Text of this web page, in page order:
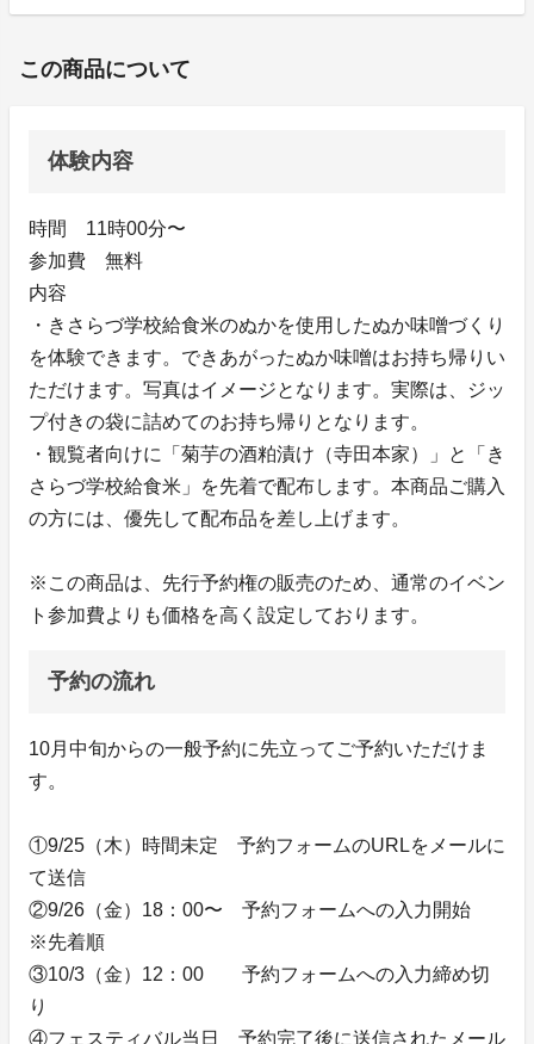
この商品について
体験内容
時間 11時00分〜
参加費 無料
内容
・きさらづ学校給食米のぬかを使用したぬか味噌づくり
を体験できます。できあがったぬか味噌はお持ち帰りい
ただけます。写真はイメージとなります。実際は、ジッ
プ付きの袋に詰めてのお持ち帰りとなります。
・観覧者向けに「菊芋の酒粕漬け（寺田本家）」と「き
さらづ学校給食米」を先着で配布します。本商品ご購入
の方には、優先して配布品を差し上げます。
※この商品は、先行予約権の販売のため、通常のイベン
ト参加費よりも価格を高く設定しております。
予約の流れ
10月中旬からの一般予約に先立ってご予約いただけま
す。
①9/25（木）時間未定 予約フォームのURLをメールに
て送信
②9/26（金）18：00〜 予約フォームへの入力開始
※先着順
③10/3（金）12：00 予約フォームへの入力締め切
り
④フェスティバル当日 予約完了後に送信されたメール